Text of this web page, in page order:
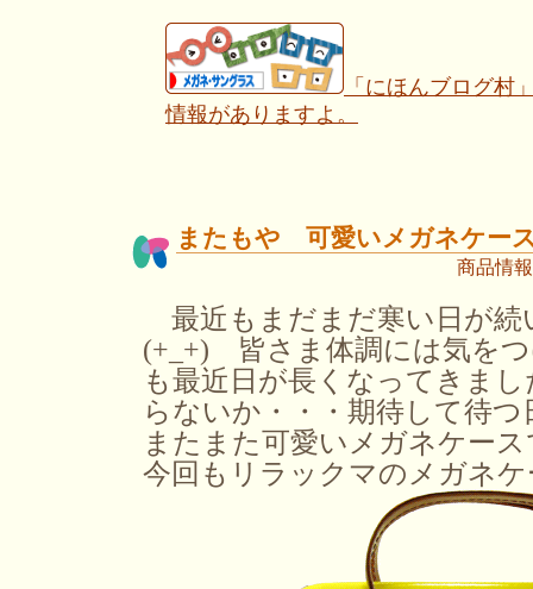
「にほんブログ村
情報がありますよ。
またもや 可愛いメガネケー
商品情報
最近もまだまだ寒い日が続
(+_+) 皆さま体調には気を
も最近日が長くなってきま
らないか・・・期待して待
またまた可愛いメガネケー
今回もリラックマのメガネ